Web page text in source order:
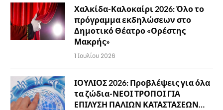
Χαλκίδα-Καλοκαίρι 2026: Όλο το
πρόγραμμα εκδηλώσεων στο
Δημοτικό Θέατρο «Ορέστης
Μακρής»
1 Ιουλίου 2026
ΙΟΥΛΙΟΣ 2026: Προβλέψεις για όλα
τα ζώδια-ΝΕΟΙ ΤΡΟΠΟΙ ΓΙΑ
ΕΠΙΛΥΣΗ ΠΑΛΙΩΝ ΚΑΤΑΣΤΑΣΕΩΝ…